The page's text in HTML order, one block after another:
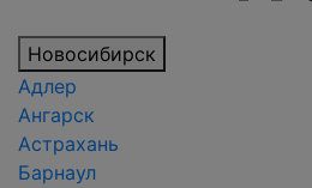
Новосибирск
Адлер
Ангарск
Астрахань
Барнаул